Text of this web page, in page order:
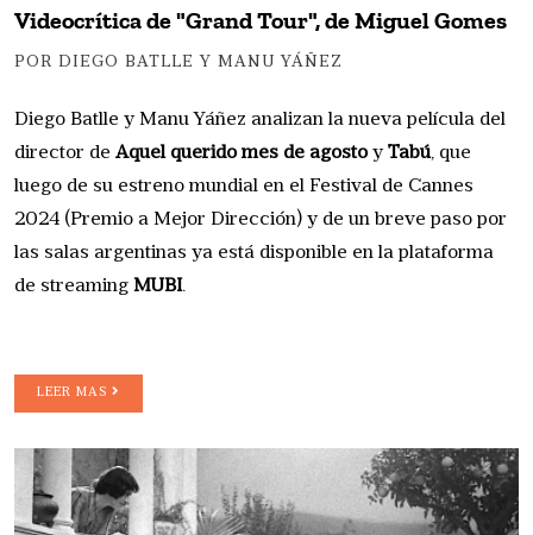
Videocrítica de "Grand Tour", de Miguel Gomes
POR DIEGO BATLLE Y MANU YÁÑEZ
Diego Batlle y Manu Yáñez analizan la nueva película del
director de Aquel querido mes de agostoyTabú, que
luego de su estreno mundial en el Festival de Cannes
2024 (Premio a Mejor Dirección) y de un breve paso por
las salas argentinas ya está disponible en la plataforma
de streaming MUBI.
LEER MAS